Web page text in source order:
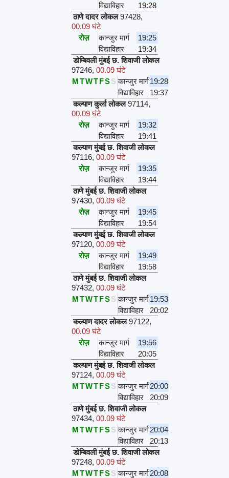
विद्याविहार
19:28
ठाणे दादर लोकल 97428,
00.09 घंटे
रोज़
कान्जुर मार्ग
19:25
विद्याविहार
19:34
डोम्बिवली मुंबई छ. शिवाजी लोकल
97246, 00.09 घंटे
MTWT FS S कान्जुर मार्ग 19:28
विद्याविहार
19:37
कल्याण कुर्ला लोकल 97114,
00.09 घंटे
रोज़
कान्जुर मार्ग
19:32
विद्याविहार
19:41
कल्याण मुंबई छ. शिवाजी लोकल
97116, 00.09 घंटे
रोज़
कान्जुर मार्ग
19:35
विद्याविहार
19:44
ठाणे मुंबई छ. शिवाजी लोकल
97430, 00.09 घंटे
रोज़
कान्जुर मार्ग
19:45
विद्याविहार
19:54
कल्याण मुंबई छ. शिवाजी लोकल
97120, 00.09 घंटे
रोज़
कान्जुर मार्ग
19:49
विद्याविहार
19:58
ठाणे मुंबई छ. शिवाजी लोकल
97432, 00.09 घंटे
MTWT FS S कान्जुर मार्ग 19:53
विद्याविहार
20:02
कल्याण दादर लोकल 97122,
00.09 घंटे
रोज़
कान्जुर मार्ग
19:56
विद्याविहार
20:05
कल्याण मुंबई छ. शिवाजी लोकल
97124, 00.09 घंटे
MTWT FS S कान्जुर मार्ग 20:00
विद्याविहार
20:09
ठाणे मुंबई छ. शिवाजी लोकल
97434, 00.09 घंटे
MTWT FS S कान्जुर मार्ग 20:04
विद्याविहार
20:13
डोम्बिवली मुंबई छ. शिवाजी लोकल
97248, 00.09 घंटे
MTWT FS S कान्जुर मार्ग 20:08